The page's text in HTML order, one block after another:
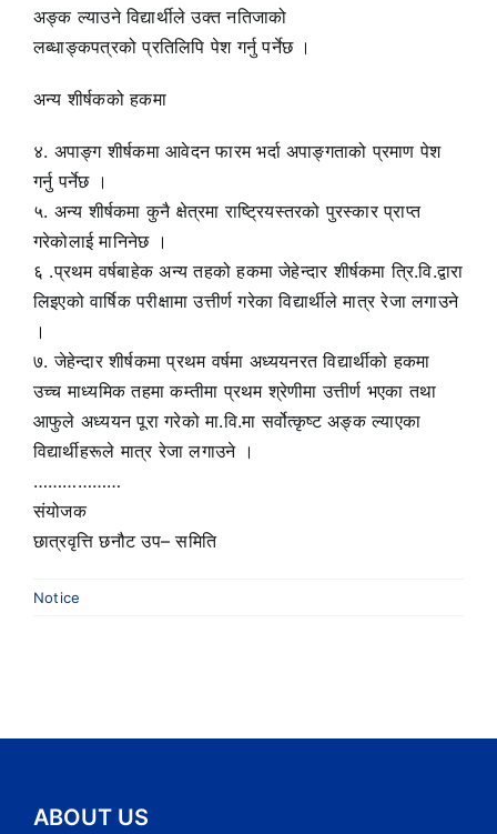
अङ्क ल्याउने विद्यार्थीले उक्त नतिजाको
लब्धाङ्कपत्रको प्रतिलिपि पेश गर्नु पर्नेछ ।
अन्य शीर्षकको हकमा
४. अपाङ्ग शीर्षकमा आवेदन फारम भर्दा अपाङ्गताको प्रमाण पेश
गर्नु पर्नेछ ।
५. अन्य शीर्षकमा कुनै क्षेत्रमा राष्ट्रियस्तरको पुरस्कार प्राप्त
गरेकोलाई मानिनेछ ।
६ .प्रथम वर्षबाहेक अन्य तहको हकमा जेहेन्दार शीर्षकमा त्रि.वि.द्वारा
लिइएको वार्षिक परीक्षामा उत्तीर्ण गरेका विद्यार्थीले मात्र रेजा लगाउने
।
७. जेहेन्दार शीर्षकमा प्रथम वर्षमा अध्ययनरत विद्यार्थीको हकमा
उच्च माध्यमिक तहमा कम्तीमा प्रथम श्रेणीमा उत्तीर्ण भएका तथा
आफुले अध्ययन पूरा गरेको मा.वि.मा सर्वोत्कृष्ट अङ्क ल्याएका
विद्यार्थीहरूले मात्र रेजा लगाउने ।
………………
संयोजक
छात्रवृत्ति छनौट उप– समिति
Notice
ABOUT US